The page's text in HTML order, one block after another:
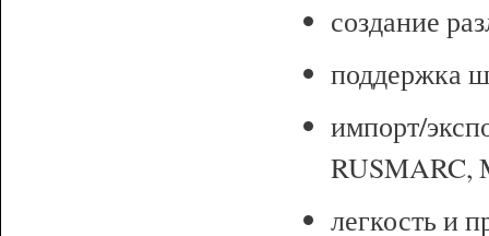
создание
поддержка
импорт/
RUSMARC,
легкость и